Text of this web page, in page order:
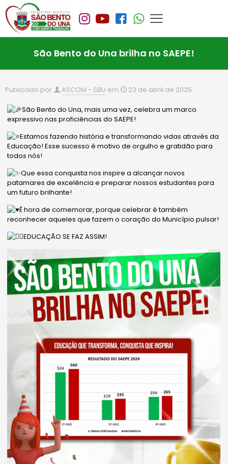
São Bento do Una brilha no SAEPE!
Publicado por ASCOM - SBU em 23 de abril de 2025
São Bento do Una, mais uma vez, celebra um marco
expressivo nas proficiências do SAEPE!
Estamos fazendo história e transformando vidas através da
Educação! Esse sucesso é motivo de orgulho e gratidão para
todos nós!
Que essa conquista nos inspire a alcançar novos
patamares de excelência e preparar nossos estudantes para
um futuro brilhante!
É hora de comemorar, porque celebrar é também
reconhecer aqueles que fazem o coração do Município pulsar!
EDUCAÇÃO SE FAZ ASSIM!